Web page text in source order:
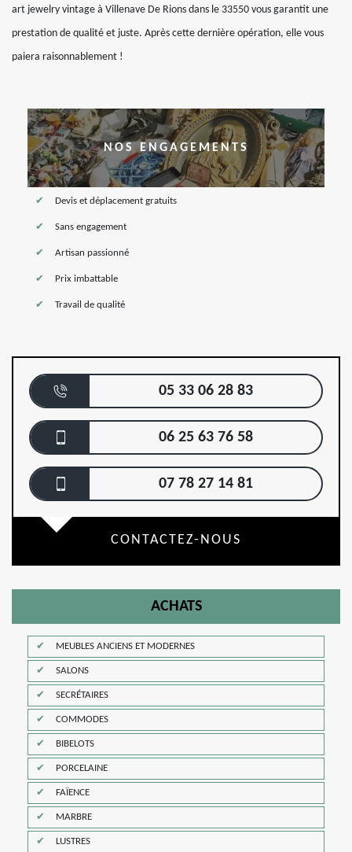
art jewelry vintage à Villenave De Rions dans le 33550 vous garantit une
prestation de qualité et juste. Après cette dernière opération, elle vous
paiera raisonnablement !
NOS ENGAGEMENTS
Devis et déplacement gratuits
Sans engagement
Artisan passionné
Prix imbattable
Travail de qualité
05 33 06 28 83
06 25 63 76 58
07 78 27 14 81
CONTACTEZ-NOUS
ACHATS
MEUBLES ANCIENS ET MODERNES
SALONS
SECRÉTAIRES
COMMODES
BIBELOTS
PORCELAINE
FAÏENCE
MARBRE
LUSTRES